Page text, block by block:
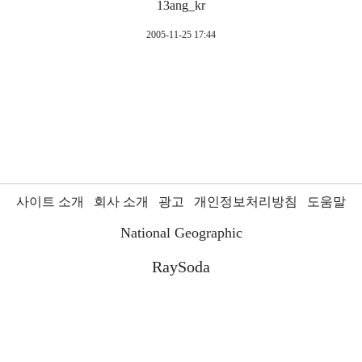
13ang_kr
2005-11-25 17:44
사이트 소개 회사 소개 광고 개인정보처리방침 도움말
National Geographic
RaySoda